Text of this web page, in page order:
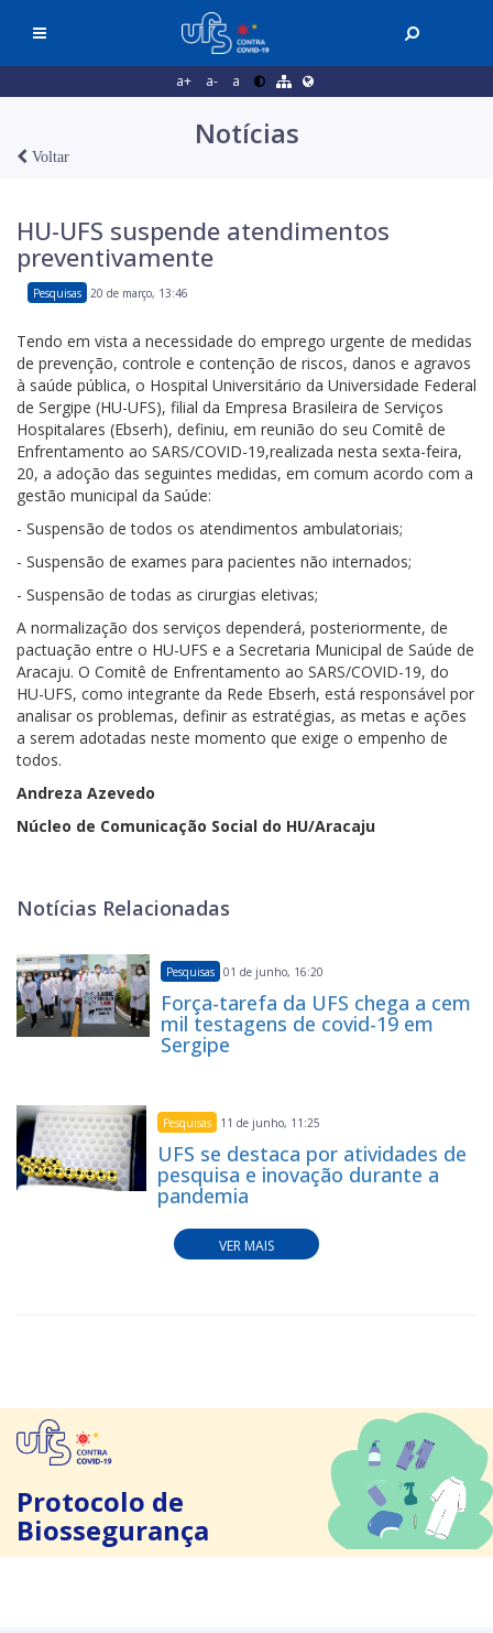
a+ a- a
Notícias
Voltar
HU-UFS suspende atendimentos
preventivamente
Pesquisas 20 de março, 13:46
Tendo em vista a necessidade do emprego urgente de medidas
de prevenção, controle e contenção de riscos, danos e agravos
à saúde pública, o Hospital Universitário da Universidade Federal
de Sergipe (HU-UFS), filial da Empresa Brasileira de Serviços
Hospitalares (Ebserh), definiu, em reunião do seu Comitê de
Enfrentamento ao SARS/COVID-19,realizada nesta sexta-feira,
20, a adoção das seguintes medidas, em comum acordo com a
gestão municipal da Saúde:
- Suspensão de todos os atendimentos ambulatoriais;
- Suspensão de exames para pacientes não internados;
- Suspensão de todas as cirurgias eletivas;
A normalização dos serviços dependerá, posteriormente, de
pactuação entre o HU-UFS e a Secretaria Municipal de Saúde de
Aracaju. O Comitê de Enfrentamento ao SARS/COVID-19, do
HU-UFS, como integrante da Rede Ebserh, está responsável por
analisar os problemas, definir as estratégias, as metas e ações
a serem adotadas neste momento que exige o empenho de
todos.
Andreza Azevedo
Núcleo de Comunicação Social do HU/Aracaju
Notícias Relacionadas
Pesquisas 01 de junho, 16:20
Força-tarefa da UFS chega a cem
mil testagens de covid-19 em
Sergipe
Pesquisas 11 de junho, 11:25
UFS se destaca por atividades de
pesquisa e inovação durante a
pandemia
VER MAIS
Protocolo de
Biossegurança